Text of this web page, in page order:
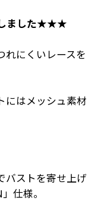
ました★★★
にくいレースを
にはメッシュ素材
バストを寄せ上げ
仕様。